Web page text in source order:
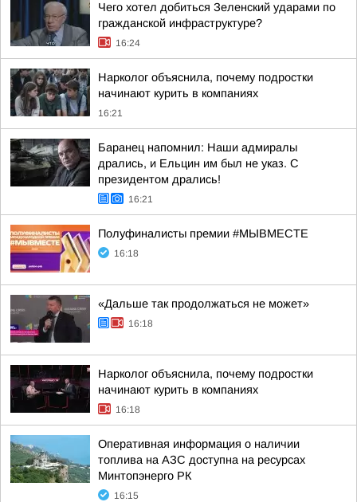
Чего хотел добиться Зеленский ударами по
гражданской инфраструктуре?
16:24
Нарколог объяснила, почему подростки
начинают курить в компаниях
16:21
Баранец напомнил: Наши адмиралы
дрались, и Ельцин им был не указ. С
президентом дрались!
16:21
Полуфиналисты премии #МЫВМЕСТЕ
16:18
«Дальше так продолжаться не может»
16:18
Нарколог объяснила, почему подростки
начинают курить в компаниях
16:18
Оперативная информация о наличии
топлива на АЗС доступна на ресурсах
Минтопэнерго РК
16:15